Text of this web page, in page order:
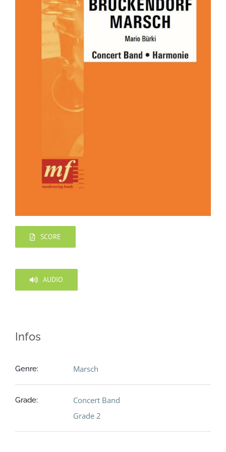
SCORE
AUDIO
Infos
Genre: Marsch
Grade:
Concert Band
Grade 2